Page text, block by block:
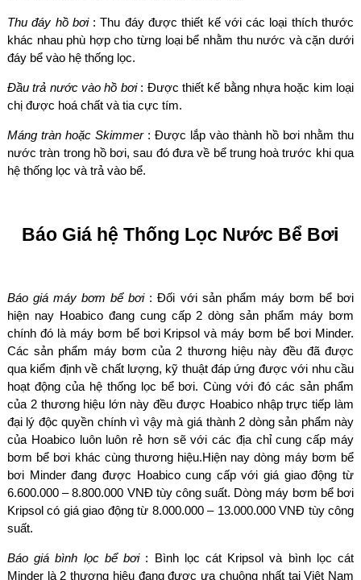
Thu đáy hồ bơi: Thu đáy được thiết kế với các loại thích thước
khác nhau phù hợp cho từng loại bể nhằm thu nước và cặn dưới
đáy bể vào hệ thống lọc.
Đầu trả nước vào hồ bơi: Được thiết kế bằng nhựa hoặc kim loại
chị được hoá chất và tia cực tím.
Máng tràn hoặc Skimmer: Được lắp vào thành hồ bơi nhằm thu
nước tràn trong hồ bơi, sau đó đưa về bể trung hoà trước khi qua
hệ thống lọc và trả vào bể.
Báo Giá hệ Thống Lọc Nước Bể Bơi
Báo giá máy bơm bể bơi: Đối với sản phẩm máy bơm bể bơi
hiện nay Hoabico đang cung cấp 2 dòng sản phẩm máy bơm
chính đó là máy bơm bể bơi Kripsol và máy bơm bể bơi Minder.
Các sản phẩm máy bơm của 2 thương hiệu này đều đã được
qua kiểm định về chất lượng, kỹ thuật đáp ứng được với nhu cầu
hoạt động của hệ thống lọc bể bơi. Cùng với đó các sản phẩm
của 2 thương hiệu lớn này đều được Hoabico nhập trực tiếp làm
đại lý độc quyền chính vì vậy mà giá thành 2 dòng sản phẩm này
của Hoabico luôn luôn rẻ hơn sẽ với các địa chỉ cung cấp máy
bơm bể bơi khác cùng thương hiệu.Hiện nay dòng máy bơm bể
bơi Minder đang được Hoabico cung cấp với giá giao động từ
6.600.000 – 8.800.000 VNĐ tùy công suất. Dòng máy bơm bể bơi
Kripsol có giá giao động từ 8.000.000 – 13.000.000 VNĐ tùy công
suất.
Báo giá bình lọc bể bơi: Bình lọc cát Kripsol và bình lọc cát
Minder là 2 thương hiệu đang được ưa chuộng nhất tại Việt Nam